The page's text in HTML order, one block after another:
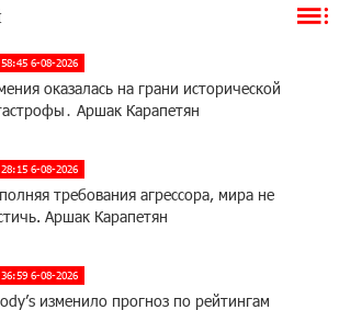
6-08-2026
оказалась на грани исторической
Аршак Карапетян
6-08-2026
требования агрессора, мира не
Аршак Карапетян
6-08-2026
изменило прогноз по рейтингам